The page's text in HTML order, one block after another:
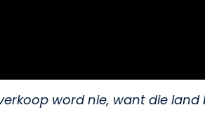
word nie, want die land